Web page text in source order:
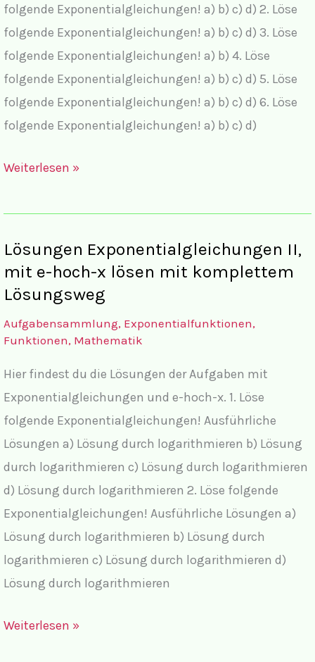
folgende Exponentialgleichungen! a) b) c) d) 2. Löse
folgende Exponentialgleichungen! a) b) c) d) 3. Löse
folgende Exponentialgleichungen! a) b) 4. Löse
folgende Exponentialgleichungen! a) b) c) d) 5. Löse
folgende Exponentialgleichungen! a) b) c) d) 6. Löse
folgende Exponentialgleichungen! a) b) c) d)
Aufgaben
II,
e-
hoch-
lösen
Weiterlesen »
Lösungen Exponentialgleichungen II,
mit e-hoch-x lösen mit komplettem
Lösungsweg
Aufgabensammlung, Exponentialfunktionen,
Funktionen, Mathematik
Hier findest du die Lösungen der Aufgaben mit
Exponentialgleichungen und e-hoch-x. 1. Löse
folgende Exponentialgleichungen! Ausführliche
Lösungen a) Lösung durch logarithmieren b) Lösung
durch logarithmieren c) Lösung durch logarithmieren
d) Lösung durch logarithmieren 2. Löse folgende
Exponentialgleichungen! Ausführliche Lösungen a)
Lösung durch logarithmieren b) Lösung durch
logarithmieren c) Lösung durch logarithmieren d)
Lösung durch logarithmieren
Lösungen
Weiterlesen »